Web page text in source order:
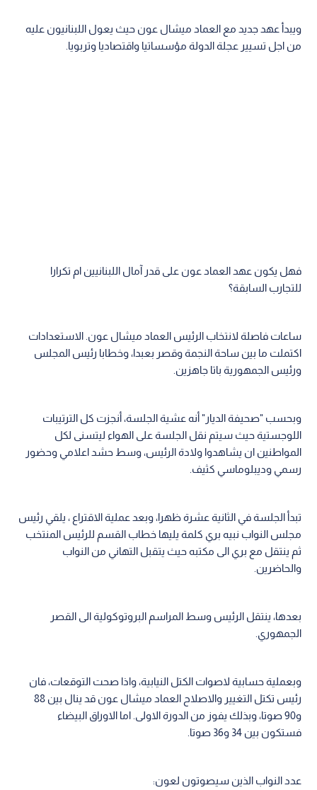
ويبدأ عهد جديد مع العماد ميشال عون حيث يعول اللبنانيون عليه
من اجل تسيير عجلة الدولة مؤسساتيا واقتصاديا وتربويا.
فهل يكون عهد العماد عون على قدر آمال اللبنانيين ام تكرارا
للتجارب السابقة؟
ساعات فاصلة لانتخاب الرئيس العماد ميشال عون. الاستعدادات
اكتملت ما بين ساحة النجمة وقصر بعبدا، وخطابا رئيس المجلس
ورئيس الجمهورية باتا جاهزين.
وبحسب "صحيفة الديار" أنه عشية الجلسة، أنجزت كل الترتيبات
اللوجستية حيث سيتم نقل الجلسة على الهواء ليتسنى لكل
المواطنين ان يشاهدوا ولادة الرئيس، وسط حشد اعلامي وحضور
رسمي وديبلوماسي كثيف.
تبدأ الجلسة في الثانية عشرة ظهرا، وبعد عملية الاقتراع ، يلقي رئيس
مجلس النواب نبيه بري كلمة يليها خطاب القسم للرئيس المنتخب
ثم ينتقل مع بري الى مكتبه حيث يتقبل التهاني من النواب
والحاضرين.
بعدها، ينتقل الرئيس وسط المراسم البروتوكولية الى القصر
الجمهوري.
وبعملية حسابية لاصوات الكتل النيابية، واذا صحت التوقعات، فان
رئيس تكتل التغيير والاصلاح العماد ميشال عون قد ينال بين 88
و90 صوتا، وبذلك يفوز من الدورة الاولى. اما الاوراق البيضاء
فستكون بين 34 و36 صوتا.
عدد النواب الذين سيصوتون لعون: